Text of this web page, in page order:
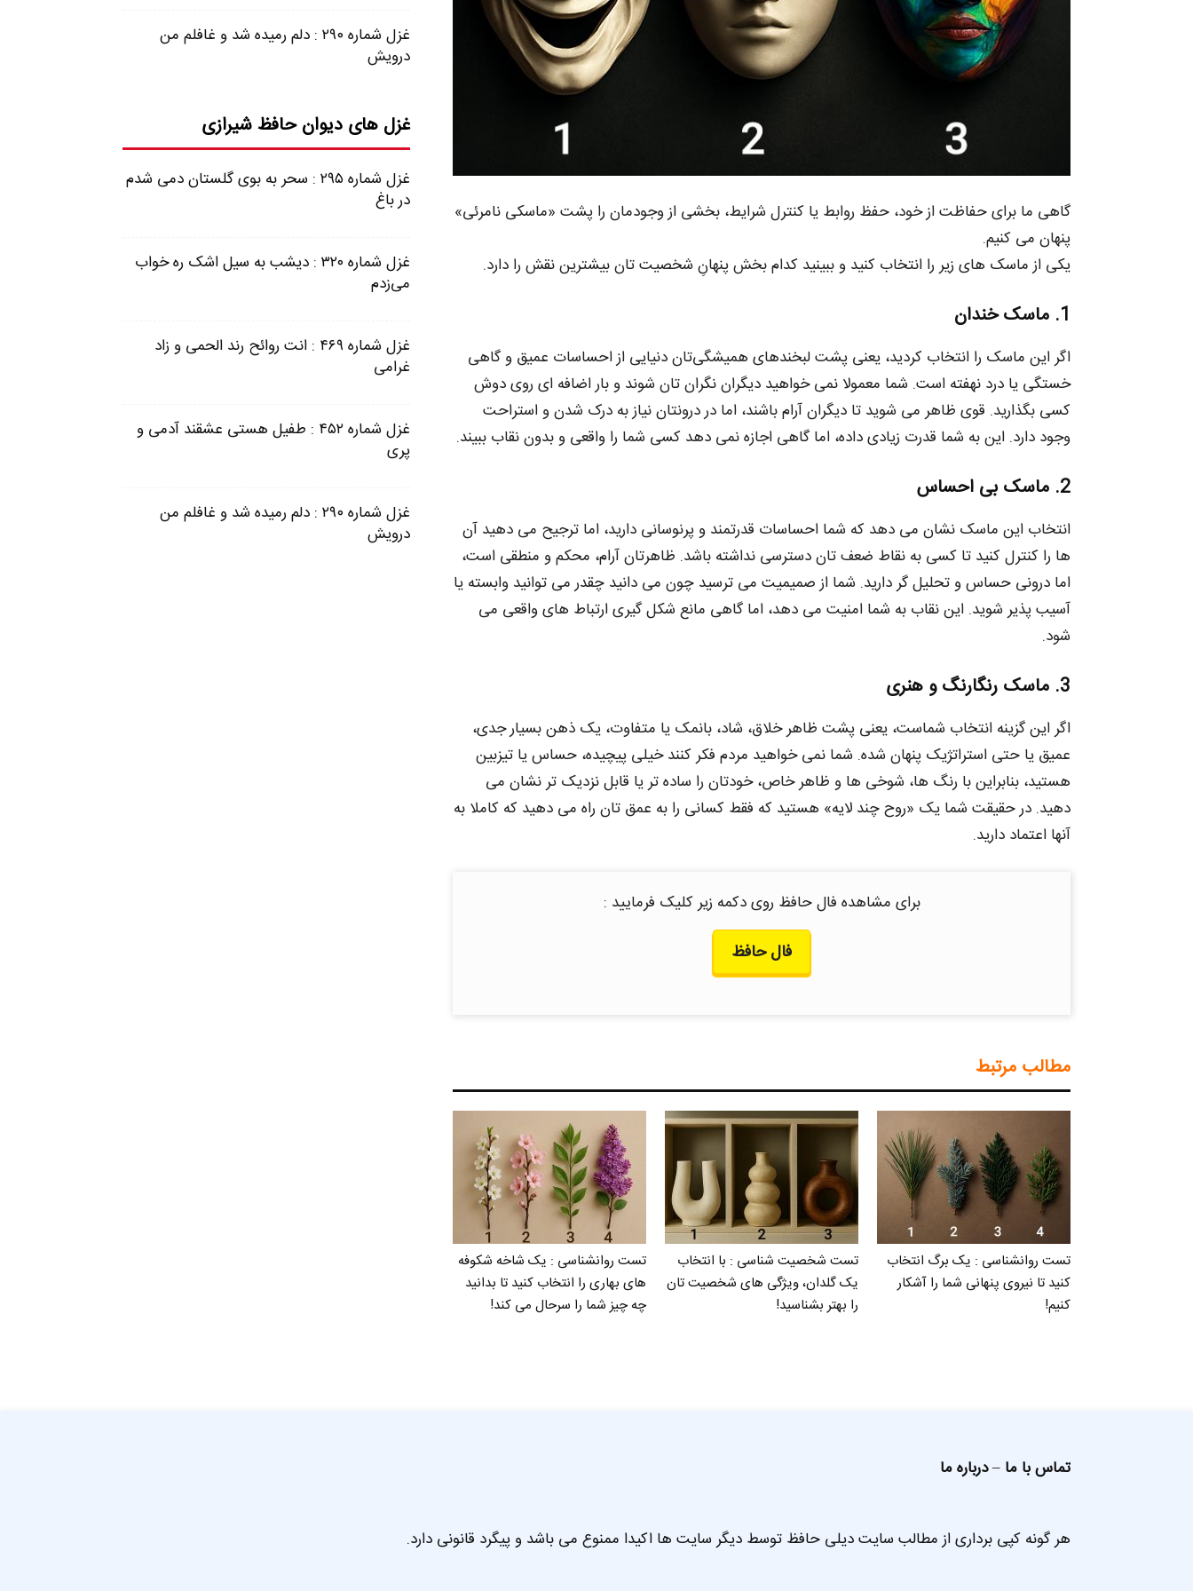
گاهی ما برای حفاظت از خود، حفظ روابط یا کنترل شرایط، بخشی از وجودمان را پشت «ماسکی نامرئی»
پنهان می‌ کنیم.
یکی از ماسک‌ های زیر را انتخاب کنید و ببینید کدام بخش پنهانِ شخصیت‌ تان بیشترین نقش را دارد.
1. ماسک خندان
اگر این ماسک را انتخاب کردید، یعنی پشت لبخندهای همیشگی‌تان دنیایی از احساسات عمیق و گاهی
خستگی یا درد نهفته است. شما معمولا نمی‌ خواهید دیگران نگران‌ تان شوند و بار اضافه‌ ای روی دوش
کسی بگذارید. قوی ظاهر می‌ شوید تا دیگران آرام باشند، اما در درونتان نیاز به درک شدن و استراحت
وجود دارد. این به شما قدرت زیادی داده، اما گاهی اجازه نمی‌ دهد کسی شما را واقعی و بدون نقاب ببیند.
2. ماسک بی‌ احساس
انتخاب این ماسک نشان می‌ دهد که شما احساسات قدرتمند و پرنوسانی دارید، اما ترجیح می‌ دهید آن‌
ها را کنترل کنید تا کسی به نقاط ضعف‌ تان دسترسی نداشته باشد. ظاهرتان آرام، محکم و منطقی است،
اما درونی حساس و تحلیل‌ گر دارید. شما از صمیمیت می‌ ترسید چون می‌ دانید چقدر می‌ توانید وابسته یا
آسیب‌ پذیر شوید. این نقاب به شما امنیت می‌ دهد، اما گاهی مانع شکل‌ گیری ارتباط‌ های واقعی می‌
شود.
3. ماسک رنگارنگ و هنری
اگر این گزینه انتخاب شماست، یعنی پشت ظاهر خلاق، شاد، بانمک یا متفاوت، یک ذهن بسیار جدی،
عمیق یا حتی استراتژیک پنهان شده. شما نمی‌ خواهید مردم فکر کنند خیلی پیچیده، حساس یا تیزبین
هستید، بنابراین با رنگ‌ ها، شوخی‌ ها و ظاهر خاص، خودتان را ساده‌ تر یا قابل‌ نزدیک‌ تر نشان می‌
دهید. در حقیقت شما یک «روح چند لایه» هستید که فقط کسانی را به عمق‌ تان راه می‌ دهید که کاملا به
آنها اعتماد دارید.
برای مشاهده فال حافظ روی دکمه زیر کلیک فرمایید :
فال حافظ
مطالب مرتبط
تست روانشناسی : یک برگ انتخاب
کنید تا نیروی پنهانی شما را آشکار
کنیم!
تست شخصیت شناسی : با انتخاب
یک گلدان، ویژگی های شخصیت تان
را بهتر بشناسید!
تست روانشناسی : یک شاخه شکوفه
های بهاری را انتخاب کنید تا بدانید
چه چیز شما را سرحال می‌ کند!
غزل شماره ۲۹۰ : دلم رمیده شد و غافلم من
درویش
غزل های دیوان حافظ شیرازی
غزل شماره ۲۹۵ : سحر به بوی گلستان دمی شدم
در باغ
غزل شماره ۳۲۰ : دیشب به سیل اشک ره خواب
می‌زدم
غزل شماره ۴۶۹ : انت روائح رند الحمی و زاد
غرامی
غزل شماره ۴۵۲ : طفیل هستی عشقند آدمی و
پری
غزل شماره ۲۹۰ : دلم رمیده شد و غافلم من
درویش
تماس با ما –درباره ما
هر گونه کپی برداری از مطالب سایت دیلی حافظ توسط دیگر سایت ها اکیدا ممنوع می باشد و پیگرد قانونی دارد.